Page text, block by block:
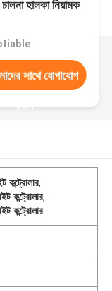
হালকা নিয়ামক
সাথে যোগাযোগ
করুন
কন্ট্রোলার,
কন্ট্রোলার,
কন্ট্রোলার